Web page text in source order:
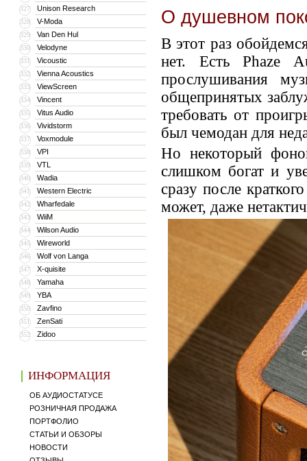
327 Unison Research
328 V-Moda
329 Van Den Hul
330 Velodyne
331 Vicoustic
332 Vienna Acoustics
333 ViewScreen
334 Vincent
335 Vitus Audio
336 Vividstorm
337 Voxmodule
338 VPI
339 VTL
340 Wadia
341 Western Electric
342 Wharfedale
343 WiiM
344 Wilson Audio
345 Wireworld
346 Wolf von Langa
347 X-quisite
348 Yamaha
349 YBA
350 Zavfino
351 ZenSati
352 Zidoo
ИНФОРМАЦИЯ
ОБ АУДИОСТАТУСЕ
РОЗНИЧНАЯ ПРОДАЖА
ПОРТФОЛИО
СТАТЬИ И ОБЗОРЫ
НОВОСТИ
О душевном
В этот раз
нет. Есть Phaze
прослушивания
общепринятых
требовать от
был чемодан для
Но некоторый
слишком богат и
сразу после
может, даже